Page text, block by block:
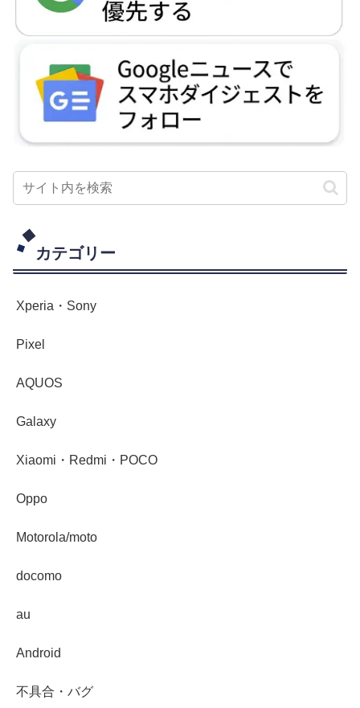
カテゴリー
Xperia・Sony
Pixel
AQUOS
Galaxy
Xiaomi・Redmi・POCO
Oppo
Motorola/moto
docomo
au
Android
不具合・バグ